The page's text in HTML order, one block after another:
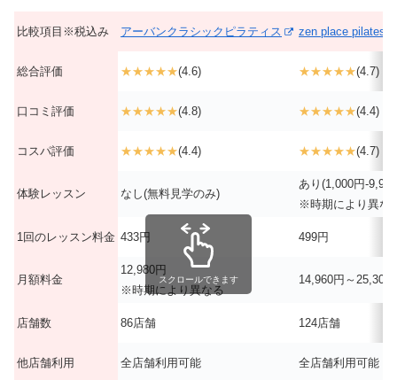
比較項目※税込み アーバンクラシックピラティス zen place pilates
総合評価 ★★★★★(4.6) ★★★★★(4.7)
口コミ評価 ★★★★★(4.8) ★★★★★(4.4)
コスパ評価 ★★★★★(4.4) ★★★★★(4.7)
体験レッスン なし(無料見学のみ)
あり(1,000円-
※時期により異な
1回のレッスン料金 433円 499円
月額料金
12,980円
※時期により異なる
14,960円～25,300
店舗数 86店舗 124店舗
他店舗利用 全店舗利用可能 全店舗利用可能
スクロールできます